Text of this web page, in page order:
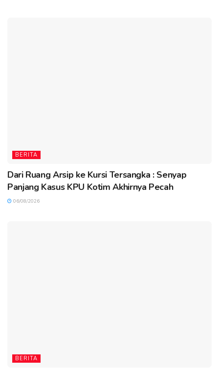
BERITA
Dari Ruang Arsip ke Kursi Tersangka : Senyap
Panjang Kasus KPU Kotim Akhirnya Pecah
06/08/2026
BERITA